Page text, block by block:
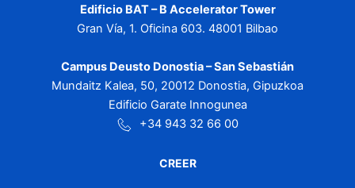
Edificio BAT – B Accelerator Tower
Gran Vía, 1. Oficina 603. 48001 Bilbao
Campus Deusto Donostia – San Sebastián
Mundaitz Kalea, 50, 20012 Donostia, Gipuzkoa
Edificio Garate Innogunea
+34 943 32 66 00
CREER